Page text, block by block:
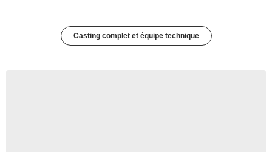
Casting complet et équipe technique